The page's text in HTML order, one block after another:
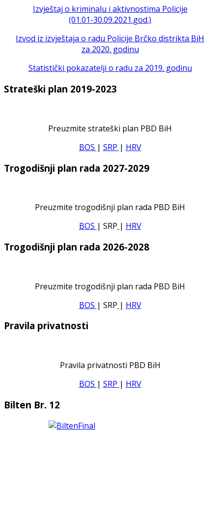
Izvještaj o kriminalu i aktivnostima Policije
(01.01-30.09.2021.god.)
Izvod iz izvještaja o radu Policije Brčko distrikta BiH
za 2020. godinu
Statistički pokazatelji o radu za 2019. godinu
Strateški plan 2019-2023
Preuzmite strateški plan PBD BiH
BOS | SRP | HRV
Trogodišnji plan rada 2027-2029
Preuzmite trogodišnji plan rada PBD BiH
BOS | SRP | HRV
Trogodišnji plan rada 2026-2028
Preuzmite trogodišnji plan rada PBD BiH
BOS | SRP | HRV
Pravila privatnosti
Pravila privatnosti PBD BiH
BOS | SRP | HRV
Bilten Br. 12